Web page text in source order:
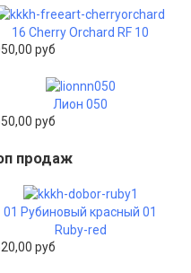
16 Cherry Orchard RF 10
руб
Лион 050
руб
продаж
01 Рубиновый красный 01
Ruby-red
руб